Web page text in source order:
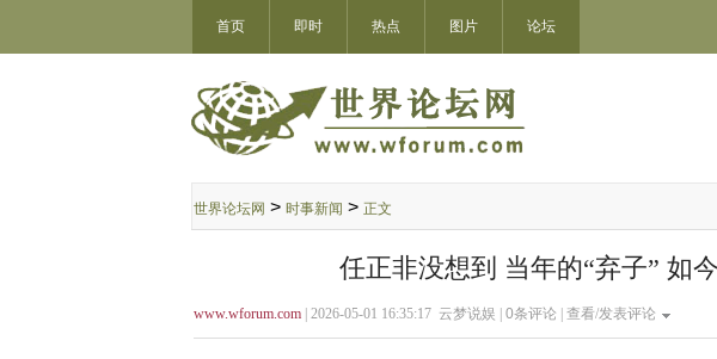
首页 即时 热点 图片 论坛
世界论坛网 > 时事新闻 > 正文
任正非没想到 当年的“弃子” 如
www.wforum.com | 2026-05-01 16:35:17 云梦说娱 | 0条评论 | 查看/发表评论